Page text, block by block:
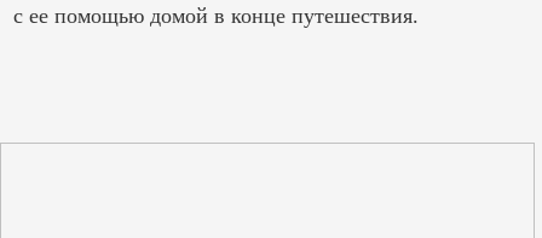
с ее помощью домой в конце путешествия.